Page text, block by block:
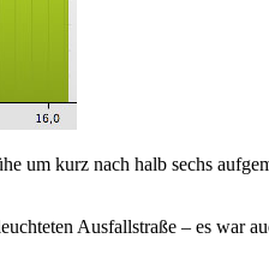
um kurz nach halb sechs
Ausfallstraße – es